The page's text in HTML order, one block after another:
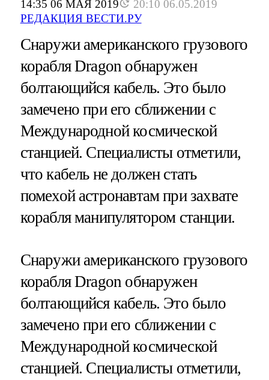
14:35 06 МАЯ 2019
20:10 06.05.2019
РЕДАКЦИЯ ВЕСТИ.РУ
Снаружи американского грузового
корабля Dragon обнаружен
болтающийся кабель. Это было
замечено при его сближении с
Международной космической
станцией. Специалисты отметили,
что кабель не должен стать
помехой астронавтам при захвате
корабля манипулятором станции.
Снаружи американского грузового
корабля Dragon обнаружен
болтающийся кабель. Это было
замечено при его сближении с
Международной космической
станцией. Специалисты отметили,